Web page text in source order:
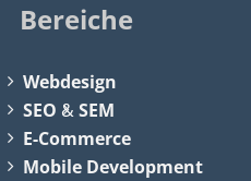
Bereiche
Webdesign
SEO &SEM
E-Commerce
Mobile Development